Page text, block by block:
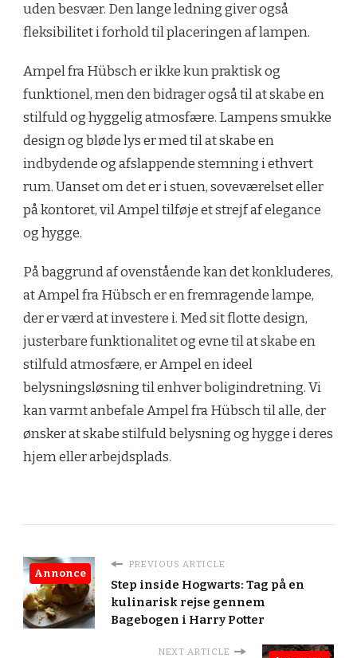
uden besvær. Den lange ledning giver også
fleksibilitet i forhold til placeringen af lampen.
Ampel fra Hübsch er ikke kun praktisk og
funktionel, men den bidrager også til at skabe en
stilfuld og hyggelig atmosfære. Lampens smukke
design og bløde lys er med til at skabe en
indbydende og afslappende stemning i ethvert
rum. Uanset om det er i stuen, soveværelset eller
på kontoret, vil Ampel tilføje et strejf af elegance
og hygge.
På baggrund af ovenstående kan det konkluderes,
at Ampel fra Hübsch er en fremragende lampe,
der er værd at investere i. Med sit flotte design,
justerbare funktionalitet og evne til at skabe en
stilfuld atmosfære, er Ampel en ideel
belysningsløsning til enhver boligindretning. Vi
kan varmt anbefale Ampel fra Hübsch til alle, der
ønsker at skabe stilfuld belysning og hygge i deres
hjem eller arbejdsplads.
PREVIOUS ARTICLE
Step inside Hogwarts: Tag på en
kulinarisk rejse gennem
Bagebogen i Harry Potter
Annonce
NEXT ARTICLE